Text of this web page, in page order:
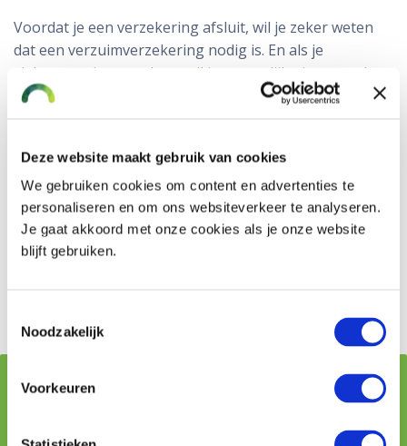
Deze website maakt gebruik van cookies
We gebruiken cookies om content en advertenties te
personaliseren en om ons websiteverkeer te analyseren.
Je gaat akkoord met onze cookies als je onze website
blijft gebruiken.
Noodzakelijk
Voorkeuren
Voordat je een verzekering afsluit, wil je zeker weten
dat een verzuimverzekering nodig is. En als je
ziekteverzuim verzekert, wil je natuurlijk niet te veel
premie betalen. Daarom ga je voor de
Bel voor een afspraak naar 0172 611 116. Of vraag
direct een offerte aan doordit formulierin te vullen. Wij
nemen na ontvangst binnen één werkdag contact met
je op.
Voordelen van een verzuim-verzekering bij VMD